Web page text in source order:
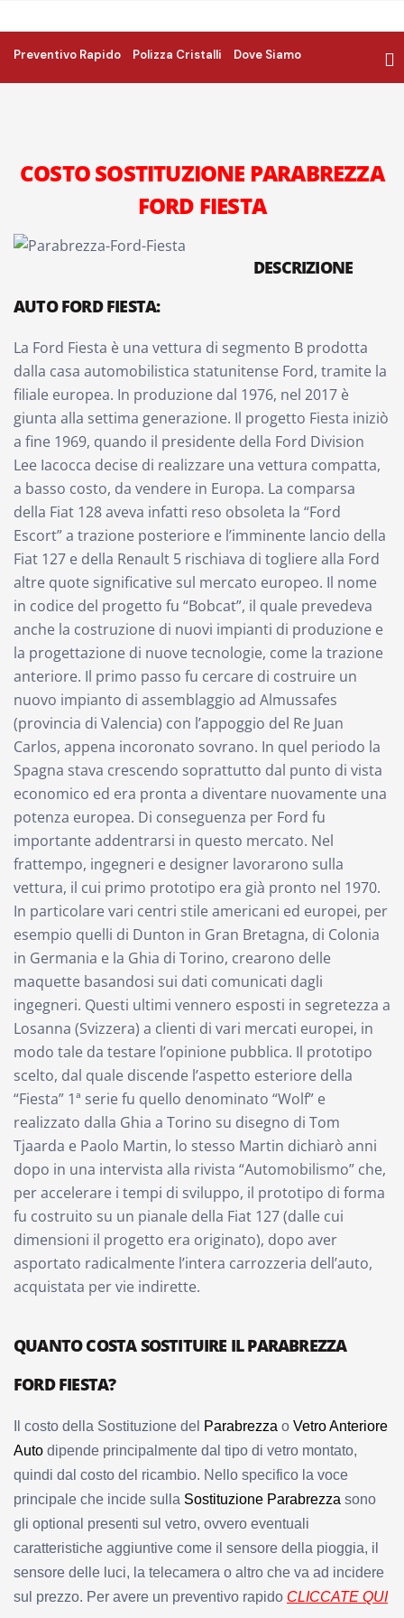
Preventivo Rapido Polizza Cristalli Dove Siamo
COSTO SOSTITUZIONE PARABREZZA
FORD FIESTA
DESCRIZIONE
AUTO FORD FIESTA:
La Ford Fiesta è una vettura di segmento B prodotta
dalla casa automobilistica statunitense Ford, tramite la
filiale europea. In produzione dal 1976, nel 2017 è
giunta alla settima generazione. Il progetto Fiesta iniziò
a fine 1969, quando il presidente della Ford Division
Lee Iacocca decise di realizzare una vettura compatta,
a basso costo, da vendere in Europa. La comparsa
della Fiat 128 aveva infatti reso obsoleta la “Ford
Escort” a trazione posteriore e l’imminente lancio della
Fiat 127 e della Renault 5 rischiava di togliere alla Ford
altre quote significative sul mercato europeo. Il nome
in codice del progetto fu “Bobcat”, il quale prevedeva
anche la costruzione di nuovi impianti di produzione e
la progettazione di nuove tecnologie, come la trazione
anteriore. Il primo passo fu cercare di costruire un
nuovo impianto di assemblaggio ad Almussafes
(provincia di Valencia) con l’appoggio del Re Juan
Carlos, appena incoronato sovrano. In quel periodo la
Spagna stava crescendo soprattutto dal punto di vista
economico ed era pronta a diventare nuovamente una
potenza europea. Di conseguenza per Ford fu
importante addentrarsi in questo mercato. Nel
frattempo, ingegneri e designer lavorarono sulla
vettura, il cui primo prototipo era già pronto nel 1970.
In particolare vari centri stile americani ed europei, per
esempio quelli di Dunton in Gran Bretagna, di Colonia
in Germania e la Ghia di Torino, crearono delle
maquette basandosi sui dati comunicati dagli
ingegneri. Questi ultimi vennero esposti in segretezza a
Losanna (Svizzera) a clienti di vari mercati europei, in
modo tale da testare l’opinione pubblica. Il prototipo
scelto, dal quale discende l’aspetto esteriore della
“Fiesta” 1ª serie fu quello denominato “Wolf” e
realizzato dalla Ghia a Torino su disegno di Tom
Tjaarda e Paolo Martin, lo stesso Martin dichiarò anni
dopo in una intervista alla rivista “Automobilismo” che,
per accelerare i tempi di sviluppo, il prototipo di forma
fu costruito su un pianale della Fiat 127 (dalle cui
dimensioni il progetto era originato), dopo aver
asportato radicalmente l’intera carrozzeria dell’auto,
acquistata per vie indirette.
QUANTO COSTA SOSTITUIRE IL PARABREZZA
FORD FIESTA?
Il costo della Sostituzione del Parabrezza o Vetro Anteriore
Auto dipende principalmente dal tipo di vetro montato,
quindi dal costo del ricambio. Nello specifico la voce
principale che incide sulla Sostituzione Parabrezza sono
gli optional presenti sul vetro, ovvero eventuali
caratteristiche aggiuntive come il sensore della pioggia, il
sensore delle luci, la telecamera o altro che va ad incidere
sul prezzo. Per avere un preventivo rapido CLICCATE QUI